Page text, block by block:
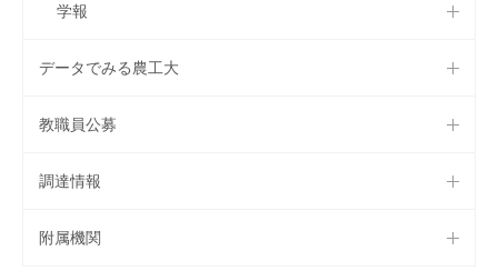
学報
データでみる農工大
教職員公募
調達情報
附属機関